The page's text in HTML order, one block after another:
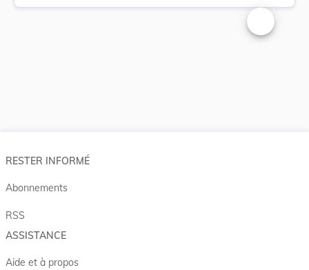
Changer la
RESTER INFORMÉ
Abonnements
RSS
ASSISTANCE
Aide et à propos